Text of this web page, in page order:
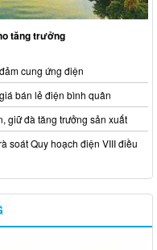
tăng trưởng
cung ứng điện
bán lẻ điện bình quân
giữ đà tăng trưởng sản xuất
soát Quy hoạch điện VIII điều